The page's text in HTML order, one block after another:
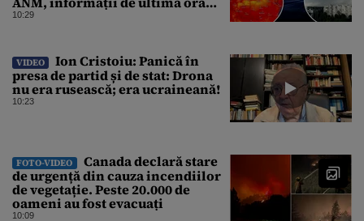
pentru Gândul
10:29
VIDEO
Ion Cristoiu: Panică în
presa de partid și de stat: Drona
nu era rusească; era ucraineană!
10:23
FOTO-VIDEO
Canada declară stare
de urgență din cauza incendiilor
de vegetație. Peste 20.000 de
oameni au fost evacuați
10:09